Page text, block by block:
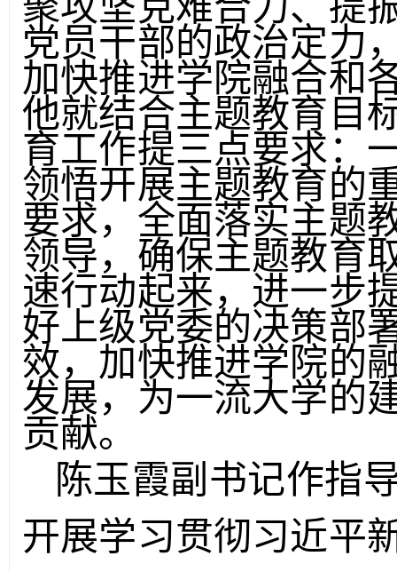
党员干部的政治定力
加快推进学院融合和
他就结合主题教育目
育工作提三点要求：
领悟开展主题教育的
要求，全面落实主题
领导，确保主题教育
速行动起来，进一步
好上级党委的决策部
效，加快推进学院的
发展，为一流大学的
贡献。
陈玉霞副书记作指
开展学习贯彻习近平